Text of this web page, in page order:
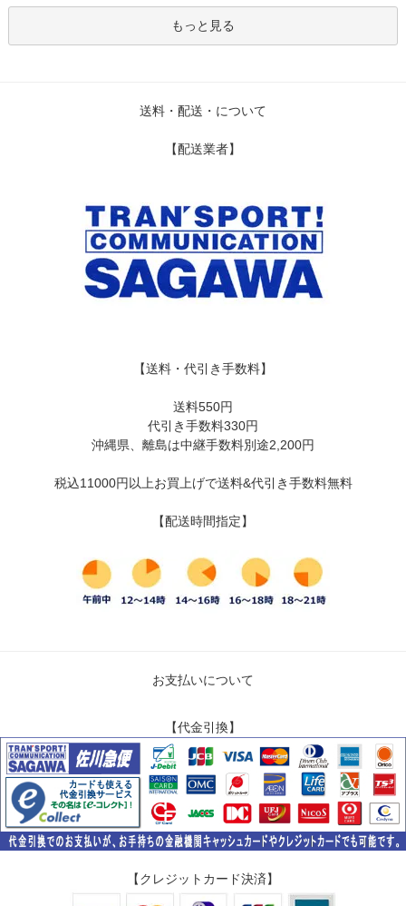
もっと見る
送料・配送・について
【配送業者】
【送料・代引き手数料】
送料550円
代引き手数料330円
沖縄県、離島は中継手数料別途2,200円
税込11000円以上お買上げで送料&代引き手数料無料
【配送時間指定】
お支払いについて
【代金引換】
【クレジットカード決済】